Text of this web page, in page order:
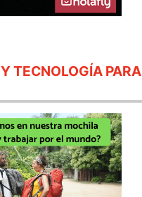
TECNOLOGÍA PARA